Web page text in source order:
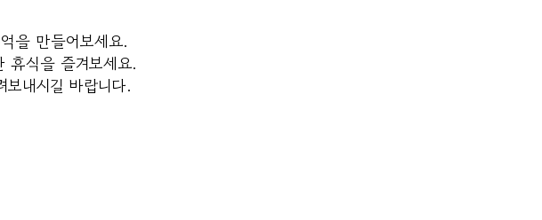
을 만들어보세요.
휴식을 즐겨보세요.
내시길 바랍니다.